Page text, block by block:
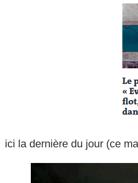
ici la dernière du jour (ce